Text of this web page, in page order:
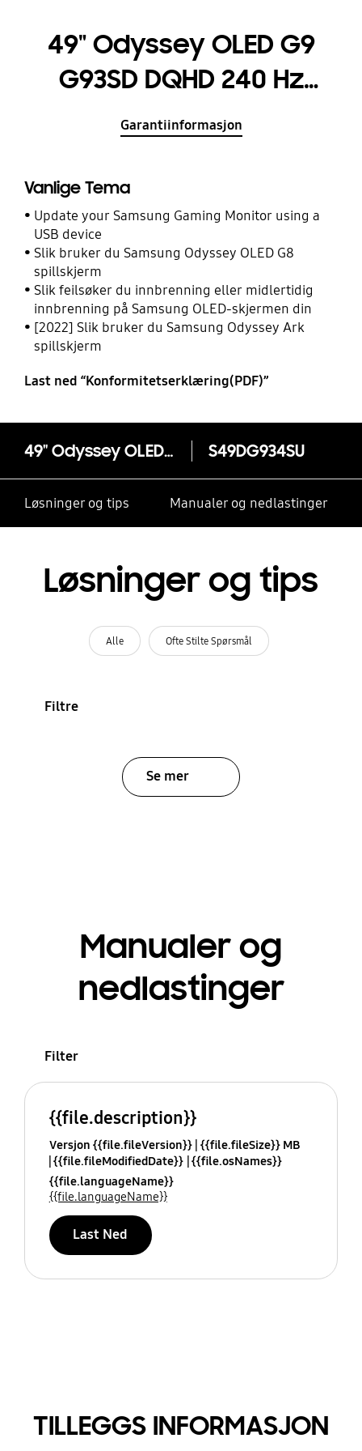
49" Odyssey OLED G9
G93SD DQHD 240 Hz
Gamingskärm
Garantiinformasjon
Vanlige Tema
Update your Samsung Gaming Monitor using a
USB device
Slik bruker du Samsung Odyssey OLED G8
spillskjerm
Slik feilsøker du innbrenning eller midlertidig
innbrenning på Samsung OLED-skjermen din
[2022] Slik bruker du Samsung Odyssey Ark
spillskjerm
Last ned “Konformitetserklæring(PDF)”
49" Odyssey OLED G9 G93SD DQHD 240 Hz Gamingskärm S49DG934SU
Løsninger og tips Manualer og nedlastinger
Løsninger og tips
Alle Ofte Stilte Spørsmål
Filtre
Se mer
Manualer og
nedlastinger
Filter
{{file.description}}
Versjon {{file.fileVersion}} {{file.fileSize}} MB
{{file.fileModifiedDate}} {{file.osNames}}
{{file.languageName}}
{{file.languageName}}
Last Ned
TILLEGGS INFORMASJON